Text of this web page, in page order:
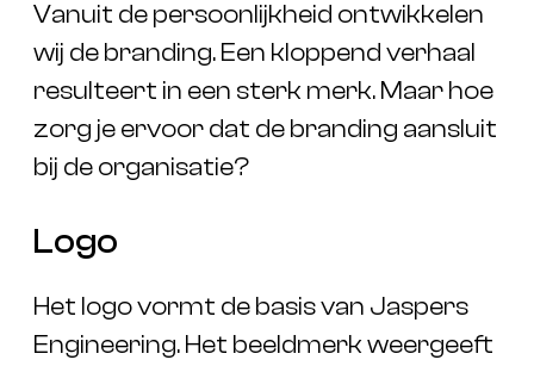
Vanuit de persoonlijkheid ontwikkelen
wij de branding. Een kloppend verhaal
resulteert in een sterk merk. Maar hoe
zorg je ervoor dat de branding aansluit
bij de organisatie?
Logo
Het logo vormt de basis van Jaspers
Engineering. Het beeldmerk weergeeft